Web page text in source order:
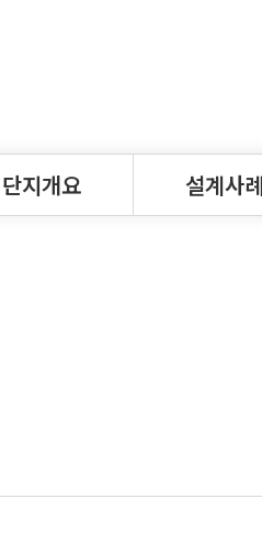
단지개요 설계사례